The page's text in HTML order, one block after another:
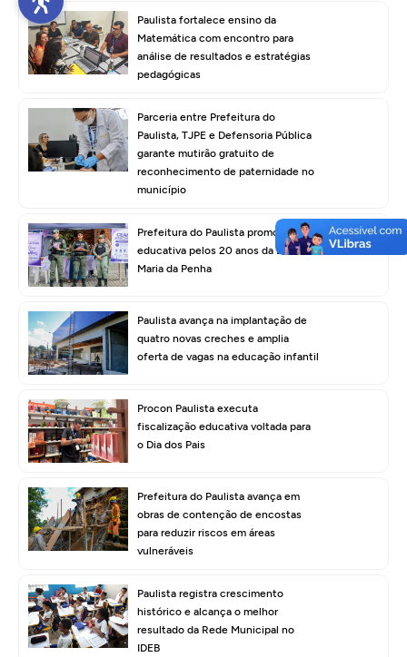
Paulista fortalece ensino da
Matemática com encontro para
análise de resultados e estratégias
pedagógicas
Parceria entre Prefeitura do
Paulista, TJPE e Defensoria Pública
garante mutirão gratuito de
reconhecimento de paternidade no
município
Prefeitura do Paulista promove ação
educativa pelos 20 anos da Lei
Maria da Penha
Paulista avança na implantação de
quatro novas creches e amplia
oferta de vagas na educação infantil
Procon Paulista executa
fiscalização educativa voltada para
o Dia dos Pais
Prefeitura do Paulista avança em
obras de contenção de encostas
para reduzir riscos em áreas
vulneráveis
Paulista registra crescimento
histórico e alcança o melhor
resultado da Rede Municipal no
IDEB